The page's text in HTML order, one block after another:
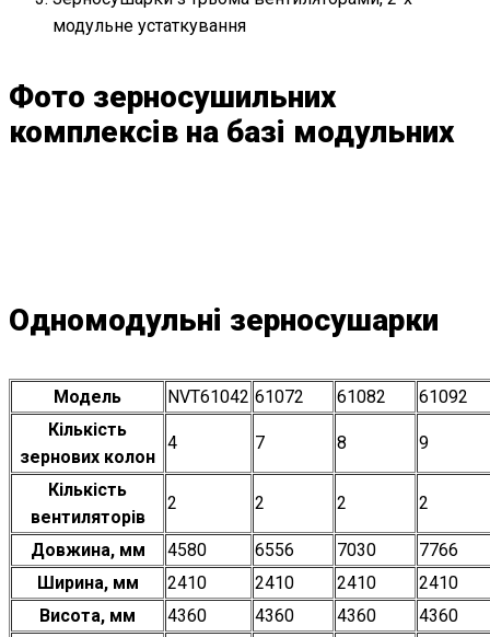
модульне устаткування
Фото зерносушильних
комплексів на базі модульних
Одномодульні зерносушарки
Модель NVT61042 61072 61082
61092
Кількість
зернових колон
4 7 8 9
Кількість
вентиляторів
2 2 2 2
Довжина, мм 4580 6556 7030
7766
Ширина, мм
2410 2410 2410
2410
Висота, мм
4360 4360 4360
4360